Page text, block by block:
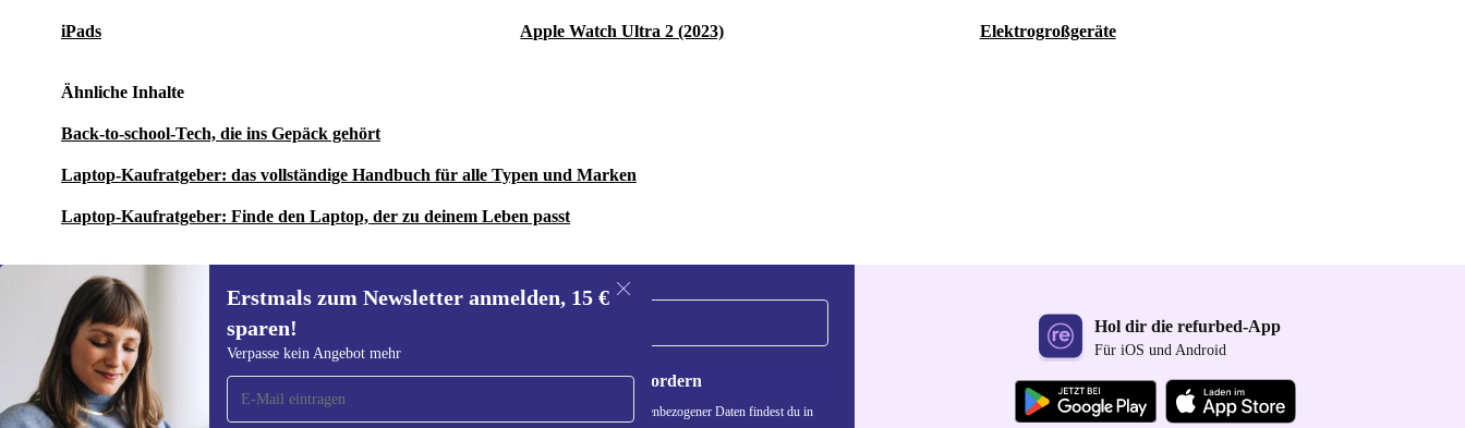
iPads Apple Watch Ultra 2 (2023) Elektrogroßgeräte
Ähnliche Inhalte
Back-to-school-Tech, die ins Gepäck gehört
Laptop-Kaufratgeber: das vollständige Handbuch für alle Typen und Marken
Laptop-Kaufratgeber: Finde den Laptop, der zu deinem Leben passt
Erstmals zum Newsletter anmelden, 15 €
sparen!
Verpasse kein Angebot mehr
Erstmals zum Newsletter
anmelden, 15 € sparen!
Verpasse kein Angebot mehr.
Gutschein anfordern
Informationen über die Verwendung personenbezogener Daten findest du in
Hol dir die refurbed-App
Für iOS und Android